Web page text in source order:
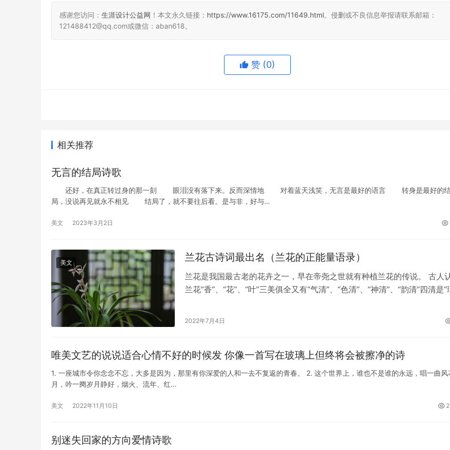
感谢您访问： 生涯设计公益网 ！本文永久链接： https://www.16175.com/11649.html。侵删或不良信息举报请联系邮箱：
121488412@qq.com或微信：aban618。
赞 (0)
相关推荐
无言的结局诗歌
还好，在真正转过身的那一刻 眼泪没有落下来。反而深情地 对着蓝天浅笑，无言是最好的语言 转身是最好的
局，没说再见就永不相见 结局了，就不要往后看。是与非，好与…
美文 2023年3月2日
美文 兰花古诗词最出名（兰花的正能量语录）
兰花是我国最古老的花卉之一，早在帝尧之世就有种植兰花的传说。 古人
兰花“香”、“花”、“叶”三美俱全又有“气清”、“色清”、“神清”、“韵清”四清是
2022年7月4日
唯美文艺的说说适合心情不好的时候发 你像一首写在玻璃上但终将会被擦净的诗
1. 一座城市令你念念不忘，大多是因为，那里有你深爱的人和一去不复返的青春。 2. 这个世界上，谁也不是谁的永远，唱一曲风
月，吟一阕岁月静好，烟火、流年、红…
美文 2022年11月10日
别迷失回家的方向爱情诗歌